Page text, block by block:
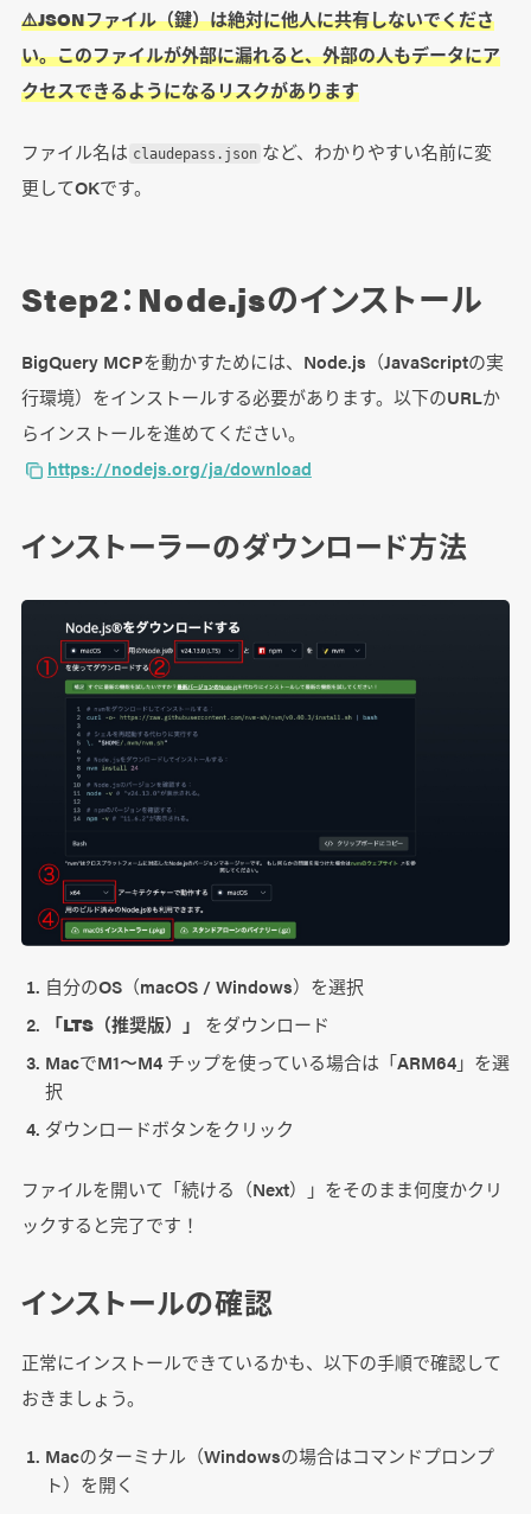
⚠️JSONファイル（鍵）は絶対に他人に共有しないでくださ
い。このファイルが外部に漏れると、外部の人もデータにア
クセスできるようになるリスクがあります
ファイル名は claudepass.json など、わかりやすい名前に変
更してOKです。
Step2：Node.jsのインストール
BigQuery MCPを動かすためには、Node.js（JavaScriptの実
行環境）をインストールする必要があります。以下のURLか
らインストールを進めてください。
https://nodejs.org/ja/download
インストーラーのダウンロード方法
自分のOS（macOS / Windows）を選択
「LTS（推奨版）」
をダウンロード
MacでM1〜M4 チップを使っている場合は「ARM64」を選
択
ダウンロードボタンをクリック
ファイルを開いて「続ける（Next）」をそのまま何度かクリ
ックすると完了です！
インストールの確認
正常にインストールできているかも、以下の手順で確認して
おきましょう。
Macのターミナル（Windowsの場合はコマンドプロンプ
ト）を開く